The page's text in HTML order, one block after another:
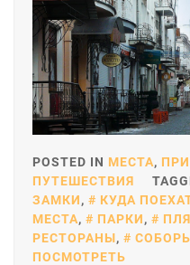
POSTED IN МЕСТА,
ПУТЕШЕСТВИЯ
ЗАМКИ, КУДА
МЕСТА, ПАРКИ,
РЕСТОРАНЫ,
ПОСМОТРЕТЬ